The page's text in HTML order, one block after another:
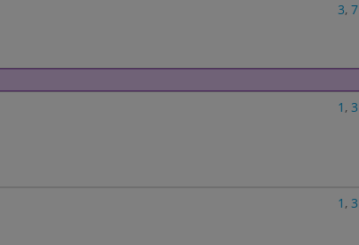
3, 7
1 , 3
1 , 3